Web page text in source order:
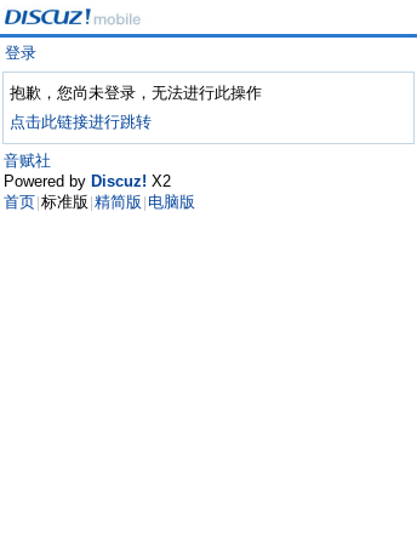
登录
抱歉，您尚未登录，无法进行此操作
点击此链接进行跳转
音赋社
Powered by Discuz! X2
首页 标准版 精简版 电脑版